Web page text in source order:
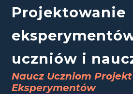
Projektowanie
uczniów i
Naucz Uczniom Projekt
Eksperymentów